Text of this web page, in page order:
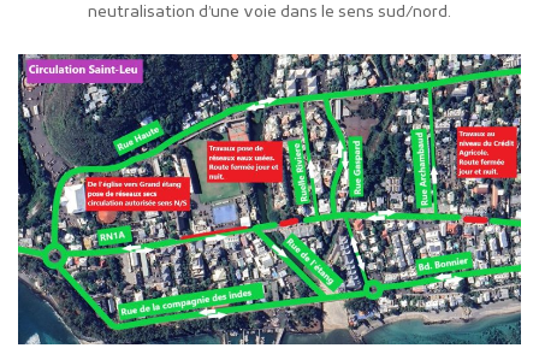
neutralisation d’une voie dans le sens sud/nord.